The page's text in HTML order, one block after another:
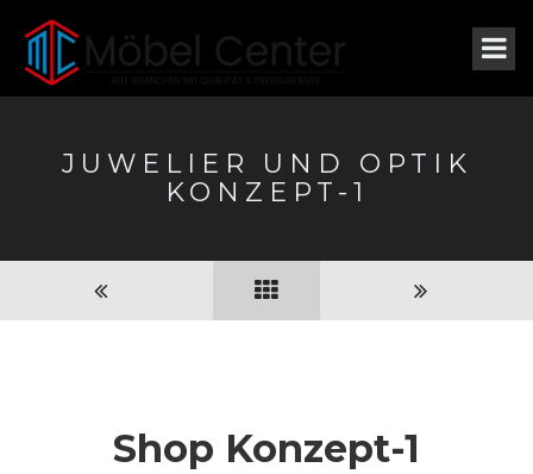
JUWELIER UND OPTIK
KONZEPT-1
Shop Konzept-1